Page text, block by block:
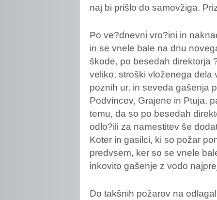
naj bi prišlo do samovžiga.
Po ve?dnevni vro?ini in
in se vnele bale na dnu
škode, po besedah direktorja
veliko, stroški vloženega
poznih ur, in seveda gašenja
Podvincev, Grajene in Ptuja,
temu, da so po besedah
odlo?ili za namestitev še
Koter in gasilci, ki so požar
predvsem, ker so se vnele
inkovito gašenje z vodo
Do takšnih požarov na